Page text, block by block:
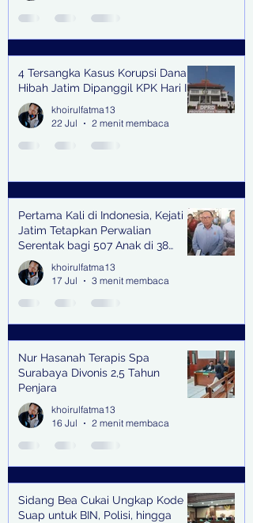
4 Tersangka Kasus Korupsi Dana
Hibah Jatim Dipanggil KPK Hari Ini
khoirulfatma13
22 Jul
2 menit membaca
Pertama Kali di Indonesia, Kejati
Jatim Tetapkan Perwalian
Serentak bagi 507 Anak di 38
Kabupaten & Kota
khoirulfatma13
17 Jul
3 menit membaca
Nur Hasanah Terapis Spa
Surabaya Divonis 2,5 Tahun
Penjara
khoirulfatma13
16 Jul
2 menit membaca
Sidang Bea Cukai Ungkap Kode
Suap untuk BIN, Polisi, hingga